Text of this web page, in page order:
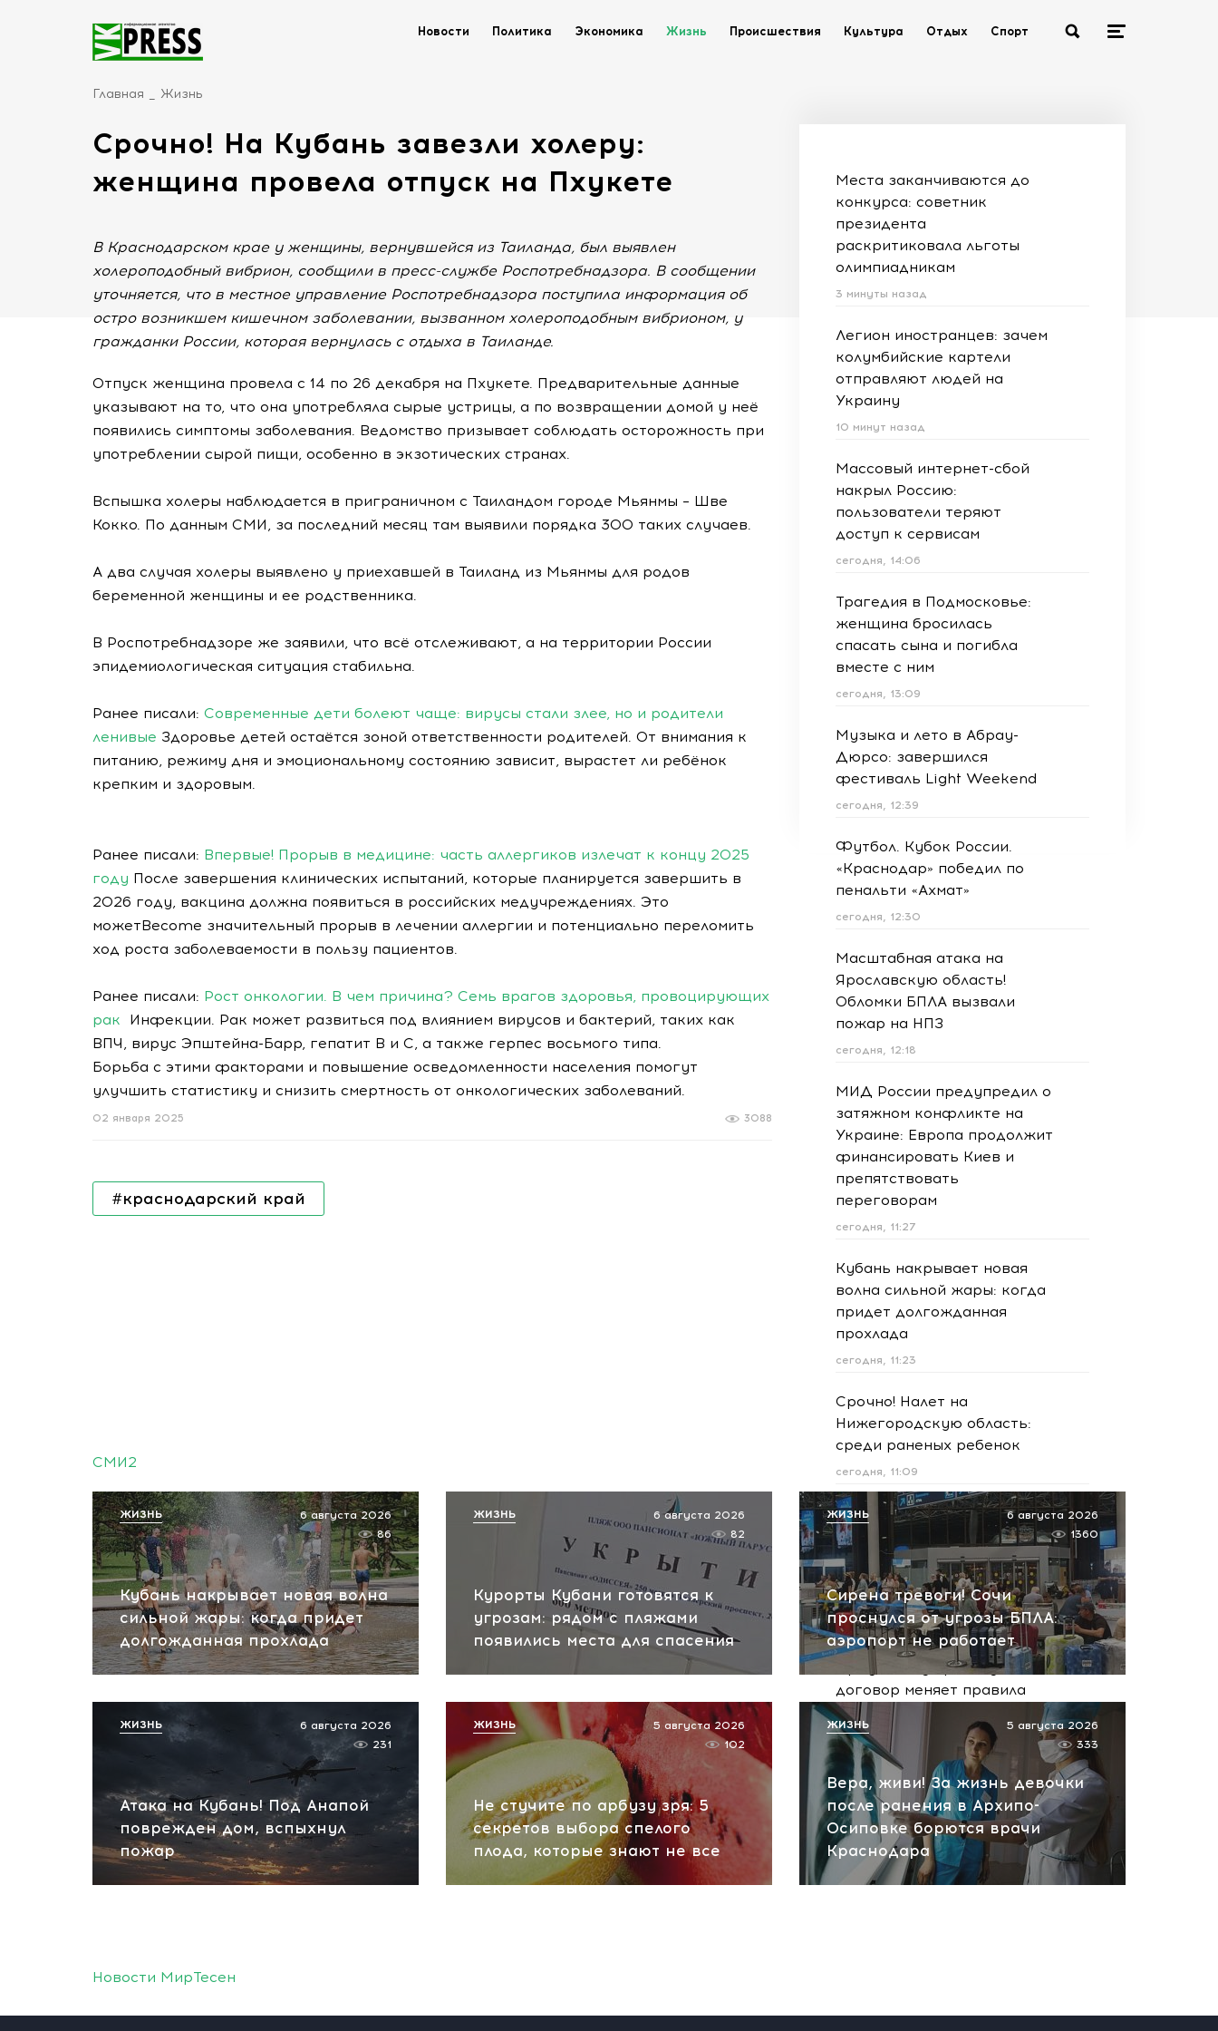
Новости Политика Экономика Жизнь Происшествия Культура Отдых Спорт
Главная Жизнь
Срочно! На Кубань завезли холеру:
женщина провела отпуск на Пхукете
В Краснодарском крае у женщины, вернувшейся из Таиланда, был выявлен
холероподобный вибрион, сообщили в пресс-службе Роспотребнадзора. В сообщении
уточняется, что в местное управление Роспотребнадзора поступила информация об
остро возникшем кишечном заболевании, вызванном холероподобным вибрионом, у
гражданки России, которая вернулась с отдыха в Таиланде.
Отпуск женщина провела с 14 по 26 декабря на Пхукете. Предварительные данные
указывают на то, что она употребляла сырые устрицы, а по возвращении домой у неё
появились симптомы заболевания. Ведомство призывает соблюдать осторожность при
употреблении сырой пищи, особенно в экзотических странах.
Вспышка холеры наблюдается в приграничном с Таиландом городе Мьянмы – Шве
Кокко. По данным СМИ, за последний месяц там выявили порядка 300 таких случаев.
А два случая холеры выявлено у приехавшей в Таиланд из Мьянмы для родов
беременной женщины и ее родственника.
В Роспотребнадзоре же заявили, что всё отслеживают, а на территории России
эпидемиологическая ситуация стабильна.
Ранее писали: Современные дети болеют чаще: вирусы стали злее, но и родители
ленивые Здоровье детей остаётся зоной ответственности родителей. От внимания к
питанию, режиму дня и эмоциональному состоянию зависит, вырастет ли ребёнок
крепким и здоровым.
Ранее писали: Впервые! Прорыв в медицине: часть аллергиков излечат к концу 2025
году После завершения клинических испытаний, которые планируется завершить в
2026 году, вакцина должна появиться в российских медучреждениях. Это
можетBecome значительный прорыв в лечении аллергии и потенциально переломить
ход роста заболеваемости в пользу пациентов.
Ранее писали: Рост онкологии. В чем причина? Семь врагов здоровья, провоцирующих
рак Инфекции. Рак может развиться под влиянием вирусов и бактерий, таких как
ВПЧ, вирус Эпштейна-Барр, гепатит В и С, а также герпес восьмого типа.
Борьба с этими факторами и повышение осведомленности населения помогут
улучшить статистику и снизить смертность от онкологических заболеваний.
3088
02 января 2025
#краснодарский край
Места заканчиваются до
конкурса: советник
президента
раскритиковала льготы
олимпиадникам
3 минуты назад
Легион иностранцев: зачем
колумбийские картели
отправляют людей на
Украину
10 минут назад
Массовый интернет-сбой
накрыл Россию:
пользователи теряют
доступ к сервисам
сегодня, 14:06
Трагедия в Подмосковье:
женщина бросилась
спасать сына и погибла
вместе с ним
сегодня, 13:09
Музыка и лето в Абрау-
Дюрсо: завершился
фестиваль Light Weekend
сегодня, 12:39
Футбол. Кубок России.
«Краснодар» победил по
пенальти «Ахмат»
сегодня, 12:30
Масштабная атака на
Ярославскую область!
Обломки БПЛА вызвали
пожар на НПЗ
сегодня, 12:18
МИД России предупредил о
затяжном конфликте на
Украине: Европа продолжит
финансировать Киев и
препятствовать
переговорам
сегодня, 11:27
Кубань накрывает новая
волна сильной жары: когда
придет долгожданная
прохлада
сегодня, 11:23
Срочно! Налет на
Нижегородскую область:
среди раненых ребенок
сегодня, 11:09
Курорты Кубани готовятся
к угрозам: рядом с пляжами
появились места для
спасения
сегодня, 10:45
Иран получает ключ к
Ормузскому проливу: новый
договор меняет правила
игры на Ближнем Востоке
сегодня, 10:33
СМИ2
Кубань накрывает новая волна
сильной жары: когда придет
долгожданная прохлада
6 августа 2026
86
ЖИЗНЬ
Курорты Кубани готовятся к
угрозам: рядом с пляжами
появились места для спасения
6 августа 2026
82
ЖИЗНЬ
Сирена тревоги! Сочи
проснулся от угрозы БПЛА:
аэропорт не работает
6 августа 2026
1360
ЖИЗНЬ
Атака на Кубань! Под Анапой
поврежден дом, вспыхнул
пожар
6 августа 2026
231
ЖИЗНЬ
Не стучите по арбузу зря: 5
секретов выбора спелого
плода, которые знают не все
5 августа 2026
102
ЖИЗНЬ
Вера, живи! За жизнь девочки
после ранения в Архипо-
Осиповке борются врачи
Краснодара
5 августа 2026
333
ЖИЗНЬ
Новости МирТесен